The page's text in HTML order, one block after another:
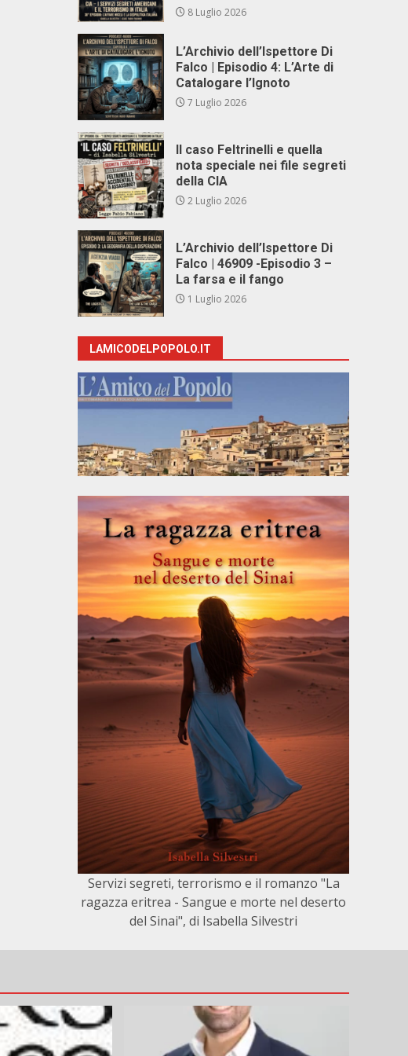
8 Luglio 2026
L’Archivio dell’Ispettore Di
Falco | Episodio 4: L’Arte di
Catalogare l’Ignoto
7 Luglio 2026
Il caso Feltrinelli e quella
nota speciale nei file segreti
della CIA
2 Luglio 2026
L’Archivio dell’Ispettore Di
Falco | 46909 -Episodio 3 –
La farsa e il fango
1 Luglio 2026
LAMICODELPOPOLO.IT
Servizi segreti, terrorismo e il romanzo "La
ragazza eritrea - Sangue e morte nel deserto
del Sinai", di Isabella Silvestri